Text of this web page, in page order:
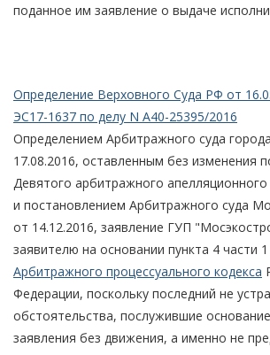
поданное им заявление о выдаче
Определение Верховного Суда РФ от
ЭС17-1637 по делу N А40-25395/2016
Определением Арбитражного суда
17.08.2016, оставленным без изменения
Девятого арбитражного апелляционного
и постановлением Арбитражного суда
от 14.12.2016, заявление ГУП
заявителю на основании пункта 4 части
Арбитражного процессуального кодекса
Федерации, поскольку последний не
обстоятельства, послужившие
заявления без движения, а именно не